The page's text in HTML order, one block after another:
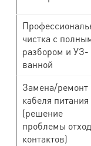
чистка с
разбором и УЗ-
ванной
Замена/ремонт
кабеля питания
(решение
проблемы
контактов)